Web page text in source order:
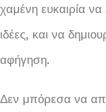
χαμένη ευκαιρία
ιδέες, και να
αφήγηση.
Δεν μπόρεσα να